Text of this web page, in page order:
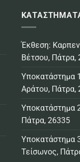
Έκθεση:
Βέτσου, Πάτρα,
Υποκατάστημα
Αράτου, Πάτρα,
Υποκατάστημα
Πάτρα, 26335
Υποκατάστημα
Τείσωνος,